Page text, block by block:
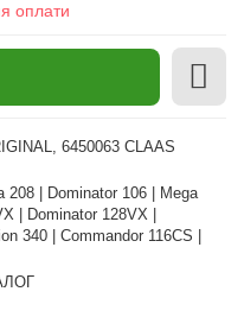
оплати
6450063 CLAAS
208 | Dominator 106 | Mega
| Dominator 128VX |
340 | Commandor 116CS |